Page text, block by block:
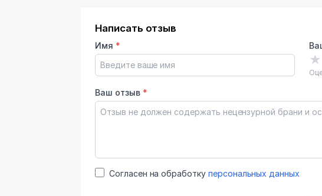
Написать отзыв
Имя *
★
Ваш отзыв *
Согласен на обработку персональных данных